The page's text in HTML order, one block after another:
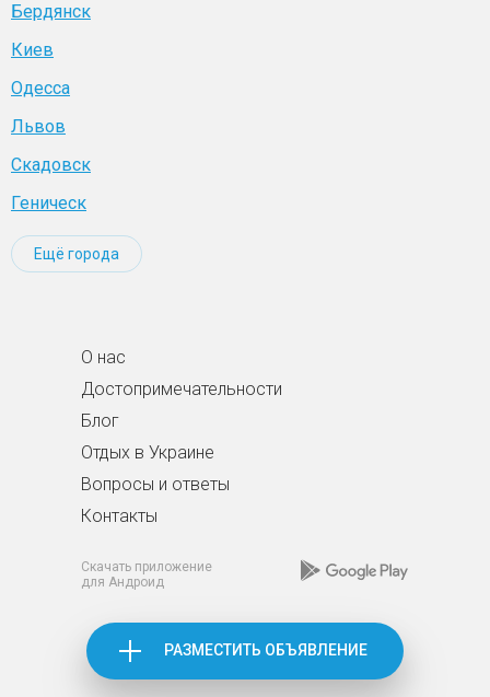
Бердянск
Киев
Одесса
Львов
Скадовск
Геническ
Ещё города
О нас
Достопримечательности
Блог
Отдых в Украине
Вопросы и ответы
Контакты
Скачать приложение
для Андроид
РАЗМЕСТИТЬ ОБЪЯВЛЕНИЕ